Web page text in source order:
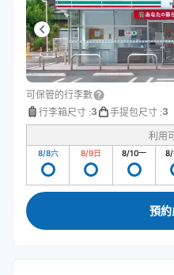
可保管的行李數
行李箱尺寸 :3 手提包尺寸 :3
利用
8/8六 8/9日 8/10一 8/
預